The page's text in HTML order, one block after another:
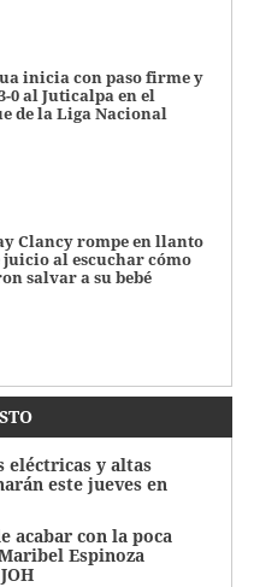
inicia con paso firme y
0 al Juticalpa en el
de la Liga Nacional
Clancy rompe en llanto
al escuchar cómo
salvar a su bebé
eléctricas y altas
este jueves en
acabar con la poca
Espinoza